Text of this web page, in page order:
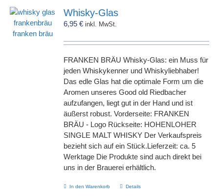
Whisky-Glas
6,95€ inkl. MwSt.
FRANKEN BRÄU Whisky-Glas: ein Muss für
jeden Whiskykenner und Whiskyliebhaber!
Das edle Glas hat die optimale Form um die
Aromen unseres Good old Riedbacher
aufzufangen, liegt gut in der Hand und ist
äußerst robust. Vorderseite: FRANKEN
BRÄU - Logo Rückseite: HOHENLOHER
SINGLE MALT WHISKY Der Verkaufspreis
bezieht sich auf ein Stück.Lieferzeit: ca. 5
Werktage Die Produkte sind auch direkt bei
uns in der Brauerei erhältlich.
In den Warenkorb Details